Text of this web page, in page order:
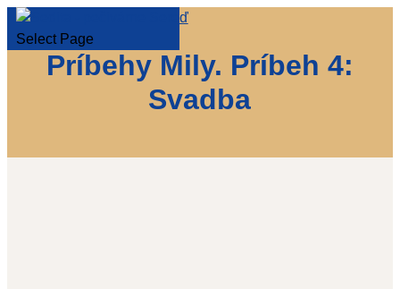
Select Page
Príbehy Mily. Príbeh 4:
Svadba